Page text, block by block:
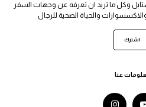
وكل ما تريد ان تعرفه عن وجهات السفر
والحياة الصحية للرجال
اشترك
عنا